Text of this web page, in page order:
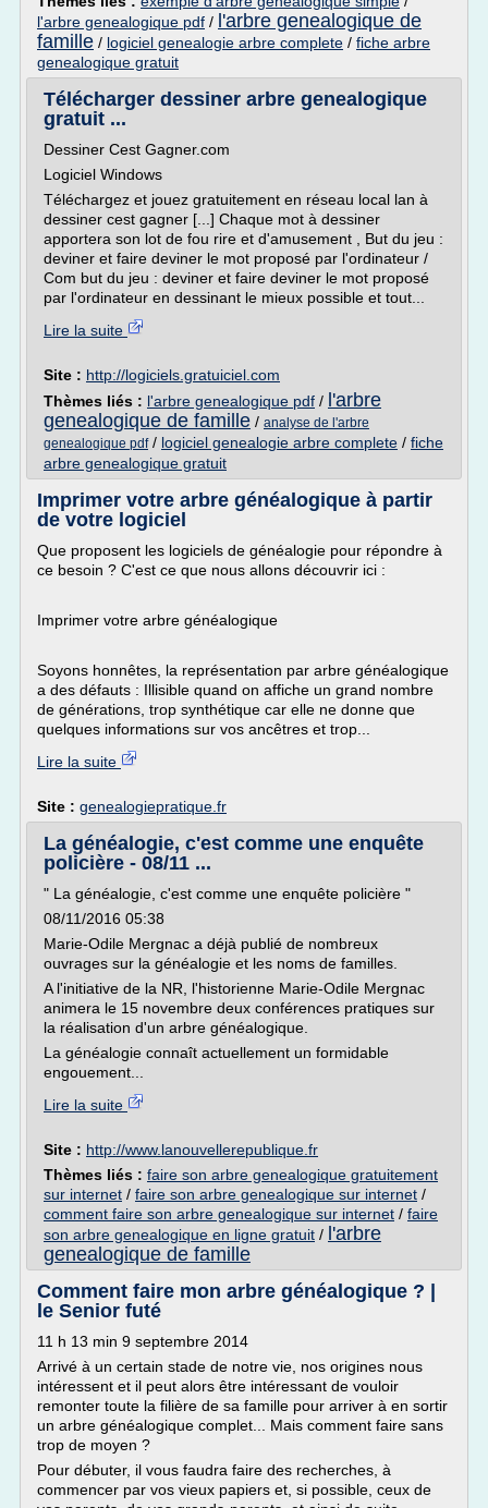
l'arbre genealogique pdf / l'arbre genealogique de
famille / logiciel genealogie arbre complete / fiche arbre
genealogique gratuit
Télécharger dessiner arbre genealogique
gratuit ...
Dessiner Cest Gagner.com
Logiciel Windows
Téléchargez et jouez gratuitement en réseau local lan à
dessiner cest gagner [...] Chaque mot à dessiner
apportera son lot de fou rire et d'amusement , But du jeu :
deviner et faire deviner le mot proposé par l'ordinateur /
Com but du jeu : deviner et faire deviner le mot proposé
par l'ordinateur en dessinant le mieux possible et tout...
Lire la suite
Site : http://logiciels.gratuiciel.com
Thèmes liés : l'arbre genealogique pdf / l'arbre
genealogique de famille / analyse de l'arbre
genealogique pdf/ logiciel genealogie arbre complete / fiche
arbre genealogique gratuit
Imprimer votre arbre généalogique à partir
de votre logiciel
Que proposent les logiciels de généalogie pour répondre à
ce besoin ? C'est ce que nous allons découvrir ici :
Imprimer votre arbre généalogique
Soyons honnêtes, la représentation par arbre généalogique
a des défauts : Illisible quand on affiche un grand nombre
de générations, trop synthétique car elle ne donne que
quelques informations sur vos ancêtres et trop...
Lire la suite
Site : genealogiepratique.fr
La généalogie, c'est comme une enquête
policière - 08/11 ...
" La généalogie, c'est comme une enquête policière "
08/11/2016 05:38
Marie-Odile Mergnac a déjà publié de nombreux
ouvrages sur la généalogie et les noms de familles.
A l'initiative de la NR, l'historienne Marie-Odile Mergnac
animera le 15 novembre deux conférences pratiques sur
la réalisation d'un arbre généalogique.
La généalogie connaît actuellement un formidable
engouement...
Lire la suite
Site : http://www.lanouvellerepublique.fr
Thèmes liés : faire son arbre genealogique gratuitement
sur internet / faire son arbre genealogique sur internet /
comment faire son arbre genealogique sur internet / faire
son arbre genealogique en ligne gratuit / l'arbre
genealogique de famille
Comment faire mon arbre généalogique ? |
le Senior futé
11 h 13 min 9 septembre 2014
Arrivé à un certain stade de notre vie, nos origines nous
intéressent et il peut alors être intéressant de vouloir
remonter toute la filière de sa famille pour arriver à en sortir
un arbre généalogique complet... Mais comment faire sans
trop de moyen ?
Pour débuter, il vous faudra faire des recherches, à
commencer par vos vieux papiers et, si possible, ceux de